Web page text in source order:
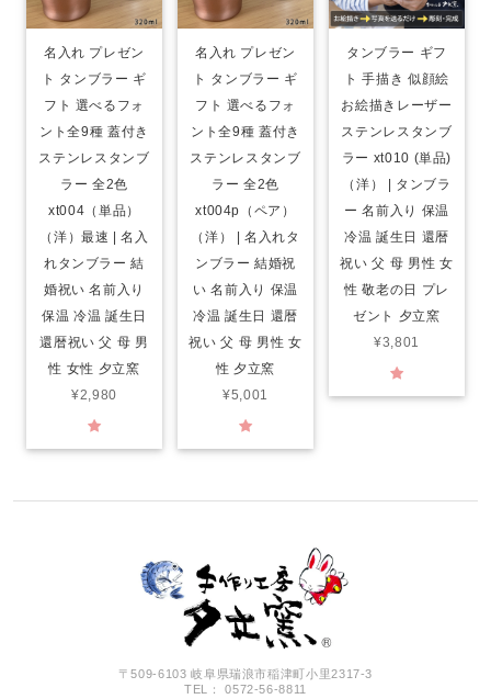
名入れ プレゼン
ト タンブラー ギ
フト 選べるフォ
ント全9種 蓋付き
ステンレスタンブ
ラー 全2色
xt004（単品）
（洋）最速 | 名入
れタンブラー 結
婚祝い 名前入り
保温 冷温 誕生日
還暦祝い 父 母 男
性 女性 夕立窯
¥2,980
名入れ プレゼン
ト タンブラー ギ
フト 選べるフォ
ント全9種 蓋付き
ステンレスタンブ
ラー 全2色
xt004p（ペア）
（洋） | 名入れタ
ンブラー 結婚祝
い 名前入り 保温
冷温 誕生日 還暦
祝い 父 母 男性 女
性 夕立窯
¥5,001
タンブラー ギフ
ト 手描き 似顔絵
お絵描きレーザー
ステンレスタンブ
ラー xt010 (単品)
（洋） | タンブラ
ー 名前入り 保温
冷温 誕生日 還暦
祝い 父 母 男性 女
性 敬老の日 プレ
ゼント 夕立窯
¥3,801
〒509-6103 岐阜県瑞浪市稲津町小里2317-3
TEL： 0572-56-8811